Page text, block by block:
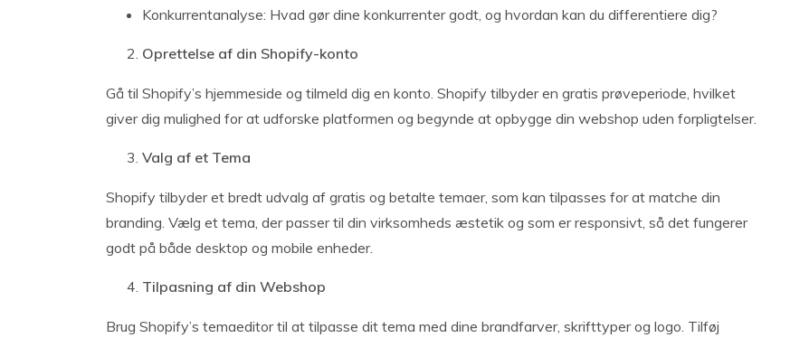
Konkurrentanalyse: Hvad gør dine konkurrenter godt, og hvordan kan du differentiere dig?
Oprettelse af din Shopify-konto
Gå til Shopify’s hjemmeside og tilmeld dig en konto. Shopify tilbyder en gratis prøveperiode, hvilket
giver dig mulighed for at udforske platformen og begynde at opbygge din webshop uden forpligtelser.
Valg af et Tema
Shopify tilbyder et bredt udvalg af gratis og betalte temaer, som kan tilpasses for at matche din
branding. Vælg et tema, der passer til din virksomheds æstetik og som er responsivt, så det fungerer
godt på både desktop og mobile enheder.
Tilpasning af din Webshop
Brug Shopify’s temaeditor til at tilpasse dit tema med dine brandfarver, skrifttyper og logo. Tilføj